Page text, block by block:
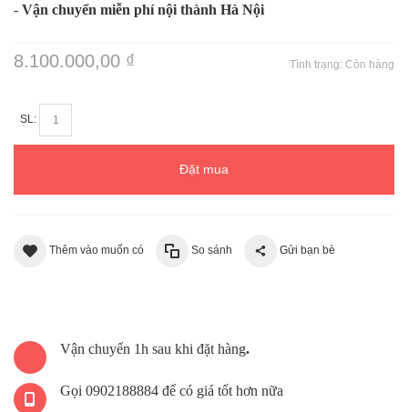
- Vận chuyển miễn phí nội thành Hà Nội
Tình trạng: Còn hàng
8.100.000,00 ₫
SL:
Đặt mua
Thêm vào muốn có So sánh Gửi bạn bè
Vận chuyển 1h sau khi đặt hàng.
Gọi 0902188884 để có giá tốt hơn nữa